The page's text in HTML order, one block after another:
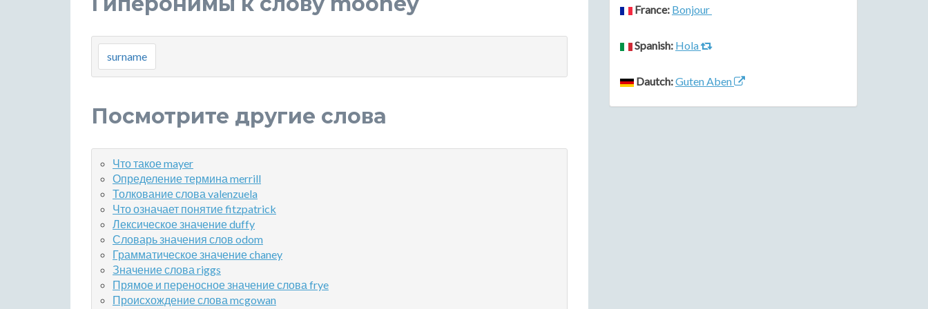
surname
Посмотрите другие слова
Что такое mayer
Определение термина merrill
Толкование слова valenzuela
Что означает понятие fitzpatrick
Лексическое значение duffy
Словарь значения слов odom
Грамматическое значение chaney
Значение слова riggs
Прямое и переносное значение слова frye
Происхождение слова mcgowan
France: Bonjour
Spanish: Hola
Dautch:Guten Aben